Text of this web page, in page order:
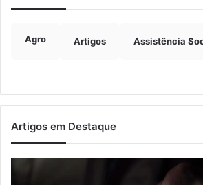
Agro Artigos Assistência
Artigos em Destaque